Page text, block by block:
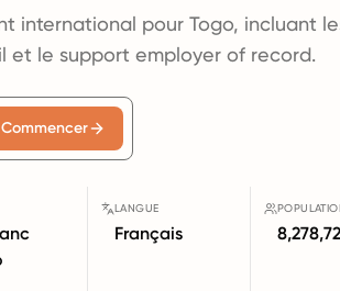
international pour Togo, incluant
et le support employer of record.
Commencer
LANGUE
Français